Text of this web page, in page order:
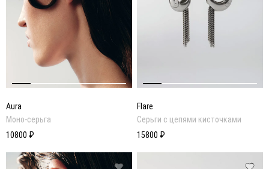
Aura
Моно-серьга
10800 ₽
Flare
Серьги с цепями кисточками
15800 ₽